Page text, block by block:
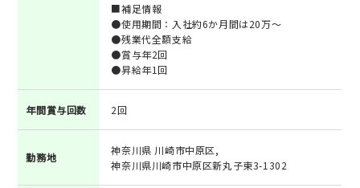
■補足情報
●使用期間：入社約6か月間は20万～
●残業代全額支給
●賞与年2回
●昇給年1回
年間賞与回数 2回
勤務地
神奈川県 川崎市中原区,
神奈川県川崎市中原区新丸子東3-1302